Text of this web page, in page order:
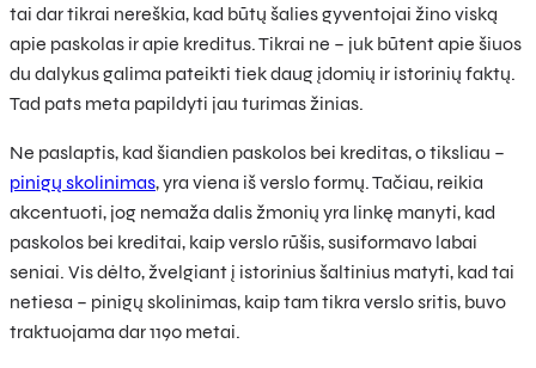
tai dar tikrai nereškia, kad būtų šalies gyventojai žino viską
apie paskolas ir apie kreditus. Tikrai ne – juk būtent apie šiuos
du dalykus galima pateikti tiek daug įdomių ir istorinių faktų.
Tad pats meta papildyti jau turimas žinias.
Ne paslaptis, kad šiandien paskolos bei kreditas, o tiksliau –
pinigų skolinimas, yra viena iš verslo formų. Tačiau, reikia
akcentuoti, jog nemaža dalis žmonių yra linkę manyti, kad
paskolos bei kreditai, kaip verslo rūšis, susiformavo labai
seniai. Vis dėlto, žvelgiant į istorinius šaltinius matyti, kad tai
netiesa – pinigų skolinimas, kaip tam tikra verslo sritis, buvo
traktuojama dar 1190 metai.